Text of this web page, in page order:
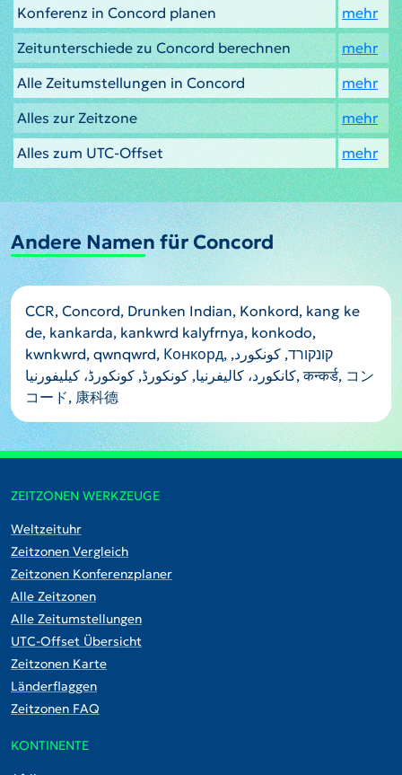
Konferenz in Concord planen
mehr
Zeitunterschiede zu Concord berechnen
mehr
Alle Zeitumstellungen in Concord
mehr
Alles zur Zeitzone
mehr
Alles zum UTC-Offset
mehr
Andere Namen für Concord
CCR, Concord, Drunken Indian, Konkord, kang ke
de, kankarda, kankwrd kalyfrnya, konkodo,
kwnkwrd, qwnqwrd, Конкорд, קונקורד, كونكورد,
کانکورد، کالیفرنیا, کونکورڈ, کونکورڈ، کیلیفورنیا, कन्कर्ड, コン
コード, 康科德
ZEITZONEN WERKZEUGE
Weltzeituhr
Zeitzonen Vergleich
Zeitzonen Konferenzplaner
Alle Zeitzonen
Alle Zeitumstellungen
UTC-Offset Übersicht
Zeitzonen Karte
Länderflaggen
Zeitzonen FAQ
KONTINENTE